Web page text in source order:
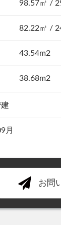
98.57㎡ /
82.22㎡ /
43.54m2
38.68m2
月
お問